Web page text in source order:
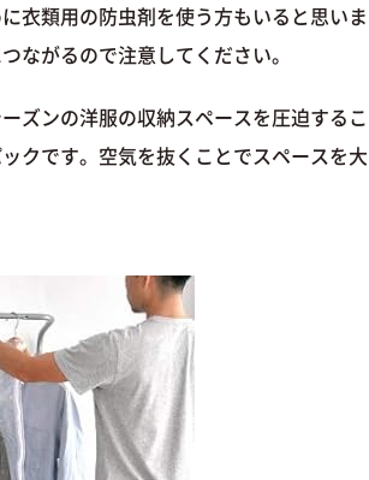
衣類用の防虫剤を使う方もいると思いま
ながるので注意してください。
ズンの洋服の収納スペースを圧迫するこ
クです。空気を抜くことでスペースを大